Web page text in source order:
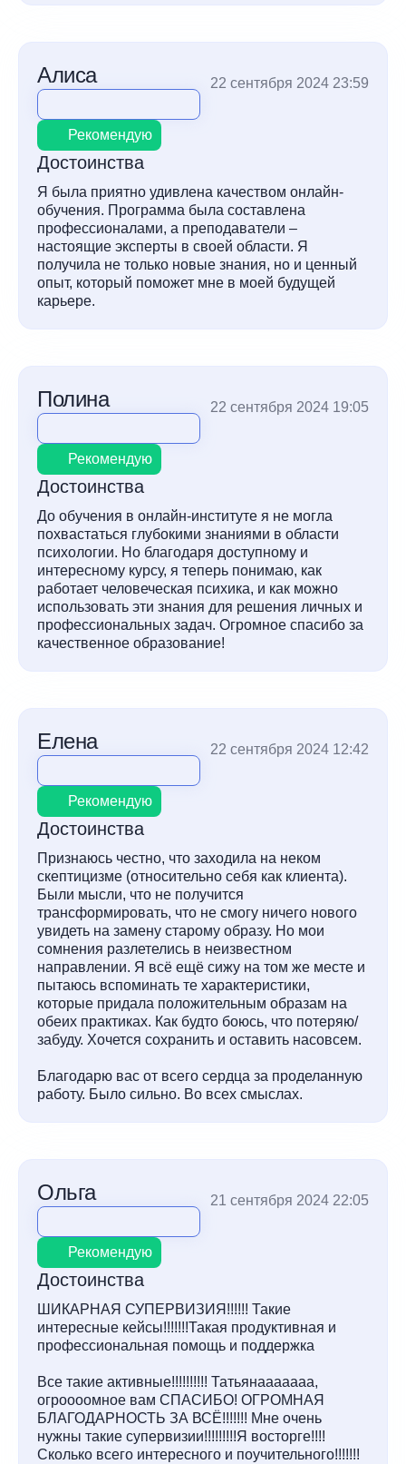
Алиса 22 сентября 2024 23:59
Рекомендую
Достоинства
Я была приятно удивлена качеством онлайн-
обучения. Программа была составлена ​​
профессионалами, а преподаватели –
настоящие эксперты в своей области. Я
получила не только новые знания, но и ценный
опыт, который поможет мне в моей будущей
карьере.
Полина 22 сентября 2024 19:05
Рекомендую
Достоинства
До обучения в онлайн-институте я не могла
похвастаться глубокими знаниями в области
психологии. Но благодаря доступному и
интересному курсу, я теперь понимаю, как
работает человеческая психика, и как можно
использовать эти знания для решения личных и
профессиональных задач. Огромное спасибо за
качественное образование!
Елена 22 сентября 2024 12:42
Рекомендую
Достоинства
Признаюсь честно, что заходила на неком
скептицизме (относительно себя как клиента).
Были мысли, что не получится
трансформировать, что не смогу ничего нового
увидеть на замену старому образу. Но мои
сомнения разлетелись в неизвестном
направлении. Я всё ещё сижу на том же месте и
пытаюсь вспоминать те характеристики,
которые придала положительным образам на
обеих практиках. Как будто боюсь, что потеряю/
забуду. Хочется сохранить и оставить насовсем.
Благодарю вас от всего сердца за проделанную
работу. Было сильно. Во всех смыслах.
Ольга 21 сентября 2024 22:05
Рекомендую
Достоинства
ШИКАРНАЯ СУПЕРВИЗИЯ!!!!!! Такие
интересные кейсы!!!!!!!Такая продуктивная и
профессиональная помощь и поддержка
Все такие активные!!!!!!!!!! Татьянааааааа,
огроооомное вам СПАСИБО! ОГРОМНАЯ
БЛАГОДАРНОСТЬ ЗА ВСЁ!!!!!!! Мне очень
нужны такие супервизии!!!!!!!!!Я восторге!!!!
Сколько всего интересного и поучительного!!!!!!!